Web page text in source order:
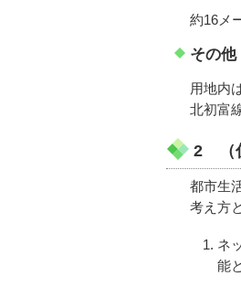
約16メ
その他
用地内
北初富
2 （
都市生
考え方
ネ
能